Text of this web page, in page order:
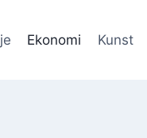
Ekonomi Kunst